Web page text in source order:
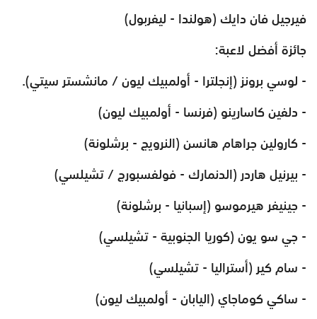
فيرجيل فان دايك (هولندا - ليفربول)
جائزة أفضل لاعبة:
- لوسي برونز (إنجلترا - أولمبيك ليون / مانشستر سيتي).
- دلفين كاسارينو (فرنسا - أولمبيك ليون)
- كارولين جراهام هانسن (النرويج - برشلونة)
- بيرنيل هاردر (الدنمارك - فولفسبورج / تشيلسي)
- جينيفر هيرموسو (إسبانيا - برشلونة)
- جي سو يون (كوريا الجنوبية - تشيلسي)
- سام كير (أستراليا - تشيلسي)
- ساكي كوماجاي (اليابان - أولمبيك ليون)